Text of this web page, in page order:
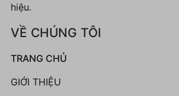
hiệu.
VỀ CHÚNG TÔI
TRANG CHỦ
GIỚI THIỆU